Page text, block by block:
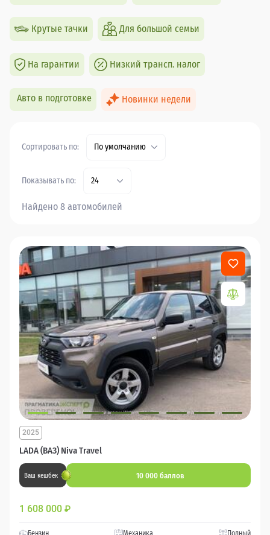
Крутые тачки Для большой семьи
На гарантии Низкий трансп. налог
Авто в подготовке Новинки недели
Сортировать по: По умолчанию
Показывать по: 24
Найдено 8 автомобилей
LADA (ВАЗ) Niva Travel
2025
Ваш кешбек 10 000 баллов
1 608 000 ₽